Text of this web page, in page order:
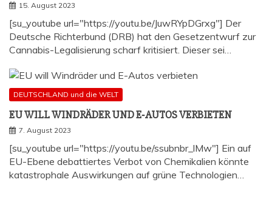
15. August 2023
[su_youtube url="https://youtu.be/JuwRYpDGrxg"] Der
Deutsche Richterbund (DRB) hat den Gesetzentwurf zur
Cannabis-Legalisierung scharf kritisiert. Dieser sei…
DEUTSCHLAND und die WELT
EU WILL WIND­RÄ­DER UND E‑AUTOS VERBIETEN
7. August 2023
[su_youtube url="https://youtu.be/ssubnbr_lMw"] Ein auf
EU-Ebene debattiertes Verbot von Chemikalien könnte
katastrophale Auswirkungen auf grüne Technologien…